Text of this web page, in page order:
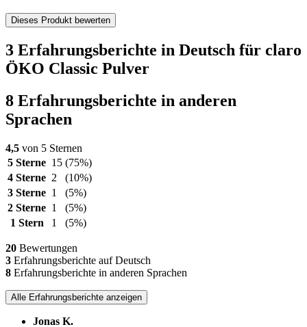
Dieses Produkt bewerten
3 Erfahrungsberichte in Deutsch für claro
ÖKO Classic Pulver
8 Erfahrungsberichte in anderen
Sprachen
4,5 von 5 Sternen
5 Sterne 15 (75%)
4 Sterne 2
(10%)
3 Sterne 1
(5%)
2 Sterne 1
(5%)
1 Stern
1 (5%)
20 Bewertungen
3 Erfahrungsberichte auf Deutsch
8 Erfahrungsberichte in anderen Sprachen
Alle Erfahrungsberichte anzeigen
Jonas K.